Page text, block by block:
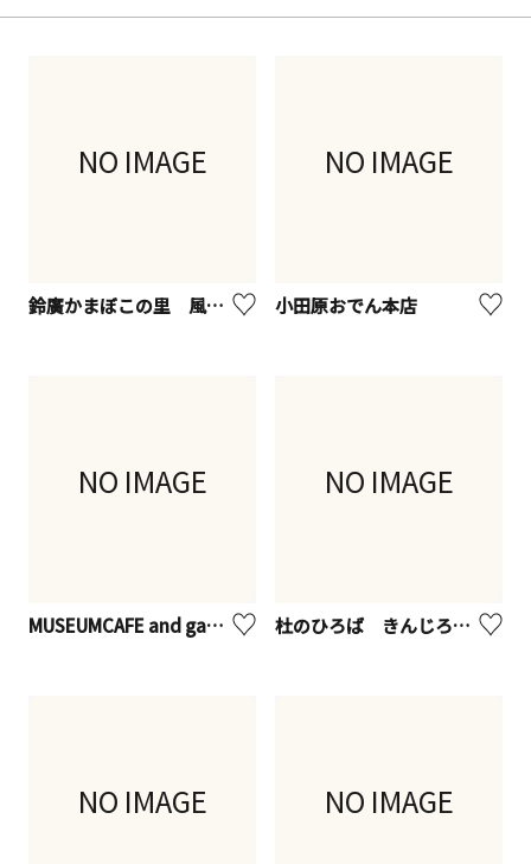
NO IMAGE
鈴廣かまぼこの里 風祭店
NO IMAGE
小田原おでん本店
NO IMAGE
MUSEUMCAFE and garden
NO IMAGE
杜のひろば きんじろうカフェ
NO IMAGE NO IMAGE